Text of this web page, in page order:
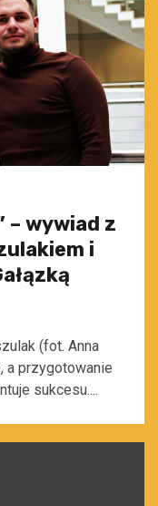
– wywiad z
i
(fot. Anna
a przygotowanie
sukcesu....